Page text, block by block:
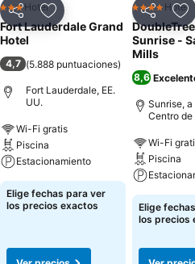
CompartirAgregar a favoritos
3 Estrellas
Hotel
Fort Lauderdale Grand
Hotel
4,7 (5.888 puntuaciones)
Fort Lauderdale, EE.
UU.
Wi-Fi gratis
Piscina
Estacionamiento
Elige fechas para ver
los precios exactos
Compartir
4 EstrellasHotel
Sunrise -
Mills
8,6
Sunrise,
Centro
Wi-Fi
Piscina
Elige
los precios